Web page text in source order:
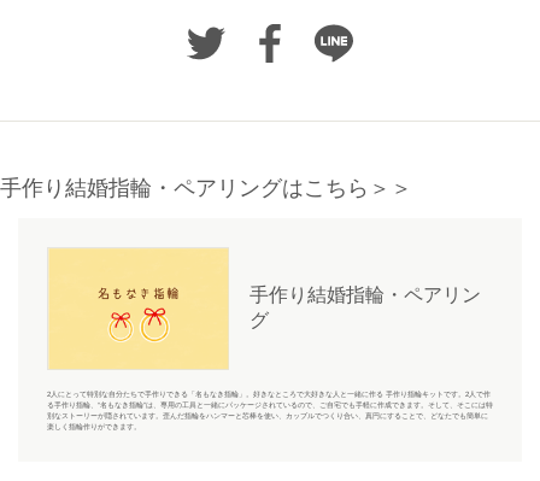
手作り結婚指輪・ペアリングはこちら＞＞
手作り結婚指輪・ペアリン
グ
2人にとって特別な自分たちで手作りできる「名もなき指輪」。好きなところで大好きな人と一緒に作る 手作り指輪キットです。2人で作
る手作り指輪、“名もなき指輪”は、専用の工具と一緒にパッケージされているので、ご自宅でも手軽に作成できます。そして、そこには特
別なストーリーが隠されています。歪んだ指輪をハンマーと芯棒を使い、カップルでつくり合い、真円にすることで、どなたでも簡単に
楽しく指輪作りができます。